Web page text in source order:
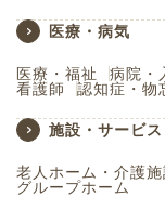
医療・病気
医療・福祉 病院・
看護師
認知症・物
施設・サービス
老人ホーム・介護施
グループホーム